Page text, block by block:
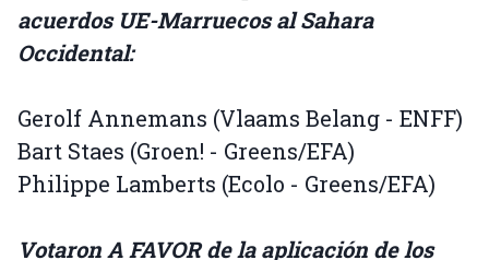
acuerdos UE-Marruecos al Sahara
Occidental:
Gerolf Annemans (Vlaams Belang - ENFF)
Bart Staes (Groen! - Greens/EFA)
Philippe Lamberts (Ecolo - Greens/EFA)
Votaron A FAVOR de la aplicación de los